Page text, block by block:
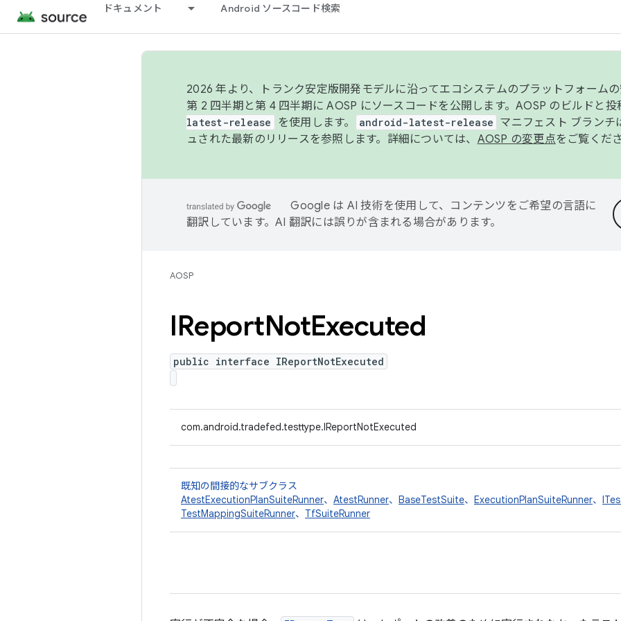
ドキュメント Android ソースコード検索
2026 年より、トランク安定版開発モデルに沿ってエコシステムのプラットフォームの
第 2 四半期と第 4 四半期に AOSP にソースコードを公開します。AOSP のビルドと投
latest-release
を使用します。 android-latest-release マニフェスト ブランチ
ュされた最新のリリースを参照します。詳細については、 AOSP の変更点をご覧くだ
Google は AI 技術を使用して、コンテンツをご希望の言語に
翻訳しています。AI 翻訳には誤りが含まれる場合があります。
AOSP
IReportNotExecuted
public interface IReportNotExecuted
com.android.tradefed.testtype.IReportNotExecuted
既知の間接的なサブクラス
AtestExecutionPlanSuiteRunner、 AtestRunner、 BaseTestSuite、 ExecutionPlanSuiteRunner、
TestMappingSuiteRunner、 TfSuiteRunner